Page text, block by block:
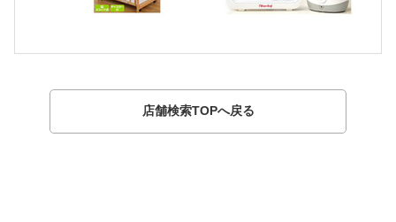
店舗検索TOPへ戻る